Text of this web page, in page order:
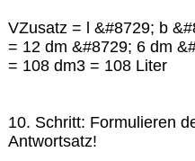
VZusatz = l &#8729; b
= 12 dm &#8729; 6 dm
= 108 dm3 = 108 Liter
10. Schritt: Formulieren
Antwortsatz!